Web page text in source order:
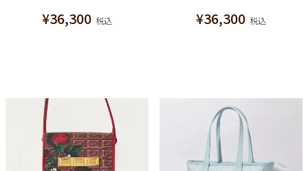
¥36,300 税込 ¥36,300 税込